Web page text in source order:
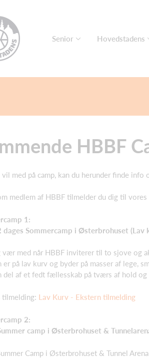
Senior Hovedstadens
HBBF
vil med på camp, kan du herunder finde
medlem af HBBF tilmelder du dig til
1:
dages Sommercamp i Østerbrohuset
vær med når HBBF inviterer til to sjove og
er på lav kurv og byder på masser af lege,
del af et fedt fællesskab på tværs af hold og
tilmelding: Lav Kurv - Ekstern tilmelding
2:
camp i Østerbrohuset &
Camp i Østerbrohuset & Tunnel